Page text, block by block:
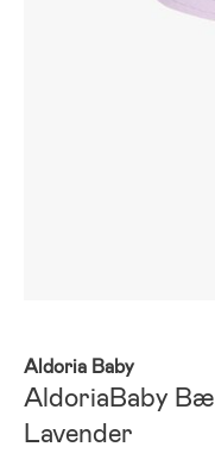
Aldoria Baby
AldoriaBaby
Lavender